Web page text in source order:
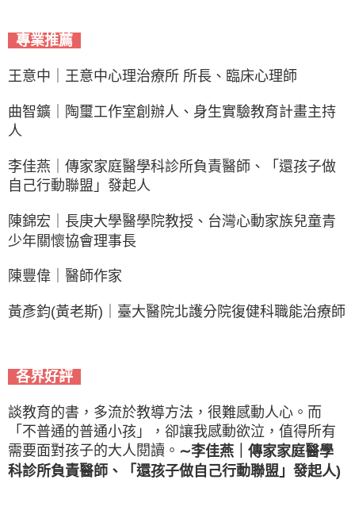
專業推薦
王意中｜王意中心理治療所 所長、臨床心理師
曲智鑛｜陶璽工作室創辦人、身生實驗教育計畫主持
人
李佳燕｜傳家家庭醫學科診所負責醫師、「還孩子做
自己行動聯盟」發起人
陳錦宏｜長庚大學醫學院教授、台灣心動家族兒童青
少年關懷協會理事長
陳豐偉｜醫師作家
黃彥鈞(黃老斯)｜臺大醫院北護分院復健科職能治療師
各界好評
談教育的書，多流於教導方法，很難感動人心。而
「不普通的普通小孩」，卻讓我感動欲泣，值得所有
需要面對孩子的大人閱讀。 ∼李佳燕｜傳家家庭醫學
科診所負責醫師、「還孩子做自己行動聯盟」發起人)